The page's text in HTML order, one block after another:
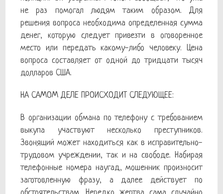
не раз помогал людям таким образом. Для
решения вопроса необходима определенная сумма
денег, которую следует привезти в оговоренное
место или передать какому-либо человеку. Цена
вопроса составляет от одной до тридцати тысяч
долларов США.
НА САМОМ ДЕЛЕ ПРОИСХОДИТ СЛЕДУЮЩЕЕ:
В организации обмана по телефону с требованием
выкупа участвуют несколько преступников.
Звонящий может находиться как в исправительно-
трудовом учреждении, так и на свободе. Набирая
телефонные номера наугад, мошенник произносит
заготовленную фразу, а далее действует по